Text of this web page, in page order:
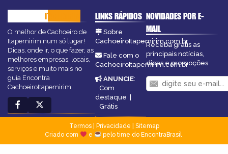
ITAPEMIRIM
O melhor de Cachoeiro de
Itapemirim num só lugar!
Dicas, onde ir, o que fazer, as
melhores empresas, locais,
serviços e muito mais no
guia Encontra
CachoeiroItapemirim.
LINKS RÁPIDOS
Sobre
CachoeiroItapemirim.com.br
Fale com o
CachoeiroItapemirim.com.br
ANUNCIE:
Com
destaque |
Grátis
NOVIDADES POR E-
MAIL
Receba grátis as
principais notícias,
dicas e promoções
Termos| Privacidade
Sitemap
Criado com
e pelo time do EncontraBrasil